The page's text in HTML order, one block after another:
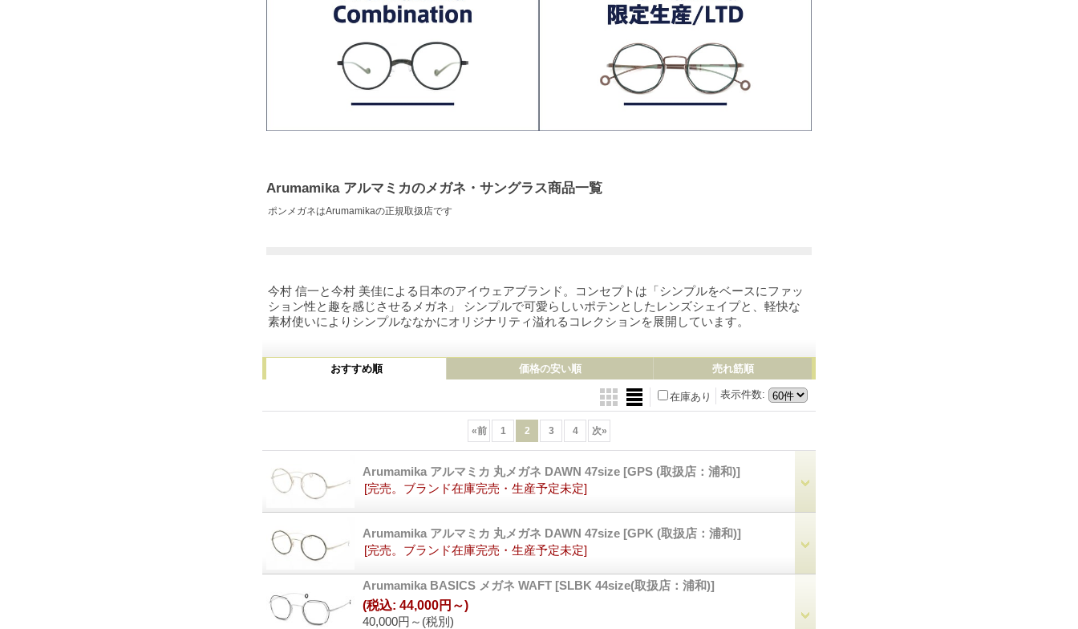
Arumamika アルマミカのメガネ・サングラス商品一覧
ポンメガネはArumamikaの正規取扱店です
今村 信一と今村 美佳による日本のアイウェアブランド。コンセプトは「シンプルをベースにファッ
ション性と趣を感じさせるメガネ」 シンプルで可愛らしいポテンとしたレンズシェイプと、軽快な
素材使いによりシンプルななかにオリジナリティ溢れるコレクションを展開しています。
おすすめ順 価格の安い順 売れ筋順
表示件数:
在庫あり
«前 1 2 3 4 次»
Arumamika アルマミカ 丸メガネ DAWN 47size [GPS (取扱店：浦和)]
[完売。ブランド在庫完売・生産予定未定]
Arumamika アルマミカ 丸メガネ DAWN 47size [GPK (取扱店：浦和)]
[完売。ブランド在庫完売・生産予定未定]
Arumamika BASICS メガネ WAFT [SLBK 44size(取扱店：浦和)]
40,000円～ (税別)
(税込: 44,000円～)